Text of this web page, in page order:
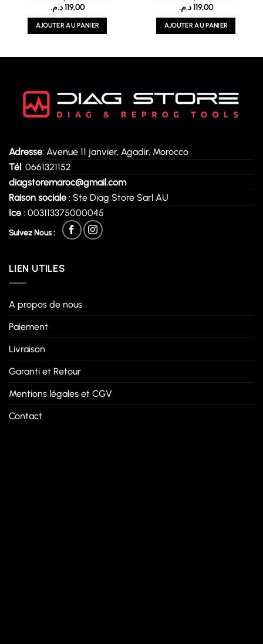
119,00 د.م.
AJOUTER AU PANIER
119,00 د.م.
AJOUTER AU PANIER
Adresse: Avenue 11 janvier, Agadir, Morocco
Tél: 0661321152
diagstoremaroc@gmail.com
Raison sociale : Ste Diag Store Sarl AU
Ice : 003113375000045
Suivez Nous :
LIEN UTILES
A propos de nous
Paiement
Livraison
Garanti et Retour
Mentions légales et CGV
Contact